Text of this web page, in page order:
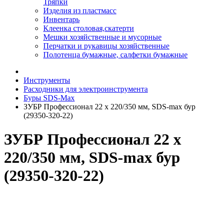
Тряпки
Изделия из пластмасс
Инвентарь
Клеенка столовая,скатерти
Мешки хозяйственные и мусорные
Перчатки и рукавицы хозяйственные
Полотенца бумажные, салфетки бумажные
Инструменты
Расходники для электроинструмента
Буры SDS-Max
ЗУБР Профессионал 22 x 220/350 мм, SDS-max бур
(29350-320-22)
ЗУБР Профессионал 22 x
220/350 мм, SDS-max бур
(29350-320-22)